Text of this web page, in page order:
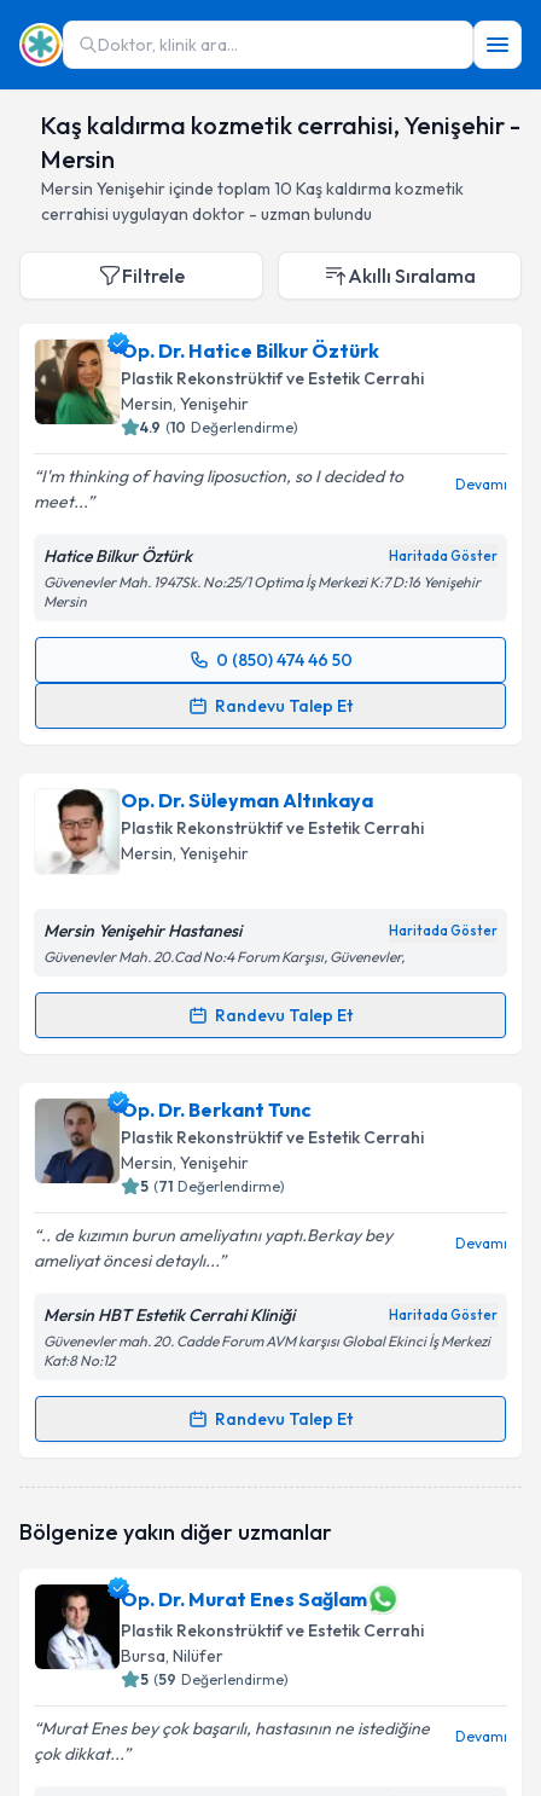
Doktor, klinik ara...
Kaş kaldırma kozmetik cerrahisi, Yenişehir -
Mersin
Mersin Yenişehiriçinde toplam 10 Kaş kaldırma kozmetik
cerrahisi uygulayan doktor - uzman bulundu
Filtrele Akıllı Sıralama
Op. Dr. Hatice Bilkur Öztürk
Plastik Rekonstrüktif ve Estetik Cerrahi
Mersin, Yenişehir
4.9 (10 Değerlendirme)
I'm thinking of having liposuction, so I decided to
meet...
Devamı
Hatice Bilkur Öztürk Haritada Göster
Güvenevler Mah. 1947Sk. No:25/1 Optima İş Merkezi K:7 D:16 Yenişehir
Mersin
0 (850) 474 46 50
Randevu Talep Et
Randevu Takvimi Talebi
için bir takvim hazırlandığında e-posta ile
bilgilendireceğiz.
E-posta Adresiniz
Kişisel verilerimin işlenmesine ilişkinAydınlatma
'ni okudum ve kişisel verilerimin belirtilen
kapsamda işlenmesini kabul ediyorum.
Takvim Talebini Gönder
Op. Dr. Süleyman Altınkaya
Plastik Rekonstrüktif ve Estetik Cerrahi
Mersin, Yenişehir
Mersin Yenişehir Hastanesi Haritada Göster
Güvenevler Mah. 20.Cad No:4 Forum Karşısı, Güvenevler,
Randevu Talep Et
Randevu Takvimi Talebi
Op. Dr. Süleyman Altınkayaiçin randevu takvimi
talebi oluşturun. Size bu uzmandan randevu almanız
için bir takvim hazırlandığında e-posta ile
bilgilendireceğiz.
E-posta Adresiniz
Kişisel verilerimin işlenmesine ilişkinAydınlatma
kapsamda işlenmesini kabul ediyorum.
Op. Dr. Berkant Tunc
Plastik Rekonstrüktif ve Estetik Cerrahi
Mersin, Yenişehir
5 (71 Değerlendirme)
.. de kızımın burun ameliyatını yaptı.Berkay bey
ameliyat öncesi detaylı...
Devamı
Mersin HBT Estetik Cerrahi Kliniği Haritada Göster
Güvenevler mah. 20. Cadde Forum AVM karşısı Global Ekinci İş Merkezi
Kat:8 No:12
Randevu Talep Et
Randevu Takvimi Talebi
oluşturun. Size bu uzmandan randevu almanız için bir
E-posta Adresiniz
Kişisel verilerimin işlenmesine ilişkinAydınlatma
Metni
Bölgenize yakın diğer uzmanlar
Op. Dr. Murat Enes Sağlam
Plastik Rekonstrüktif ve Estetik Cerrahi
Bursa, Nilüfer
5 (59 Değerlendirme)
Murat Enes bey çok başarılı, hastasının ne istediğine
çok dikkat...
Devamı